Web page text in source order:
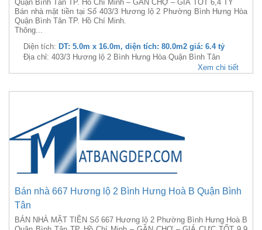
Quận Bình Tân TP. Hồ Chí Minh – GẦN CHỢ – GIÁ TỐT 6,4 TỶ
Bán nhà mặt tiền tại Số 403/3 Hương lộ 2 Phường Bình Hưng Hòa
Quận Bình Tân TP. Hồ Chí Minh.
Thông...
Diện tích: DT: 5.0m x 16.0m, diện tích: 80.0m2 giá: 6.4 tỷ
Địa chỉ: 403/3 Hương lộ 2 Bình Hưng Hòa Quận Bình Tân
Xem chi tiết
Bán nhà 667 Hương lộ 2 Bình Hưng Hoà B Quận Bình
Tân
BÁN NHÀ MẶT TIỀN Số 667 Hương lộ 2 Phường Bình Hưng Hoà B